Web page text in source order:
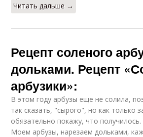
Читать дальше →
Рецепт соленого
дольками. Рецепт
арбузики»:
В этом году арбузы еще не солила,
так сказать, "сырого", но как только
обязательно покажу, что получилось.
Моем арбузы, нарезаем дольками,